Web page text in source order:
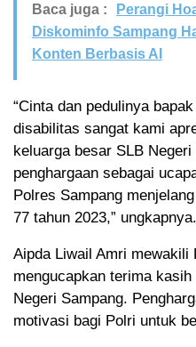
Baca juga :
Perangi
Diskominfo Sampang
Konten Berbasis AI
“Cinta dan pedulinya
disabilitas sangat kami
keluarga besar SLB
penghargaan sebagai
Polres Sampang
77 tahun 2023,” ungkapnya.
Aipda Liwail Amri mewakili
mengucapkan terima
Negeri Sampang.
motivasi bagi Polri untuk